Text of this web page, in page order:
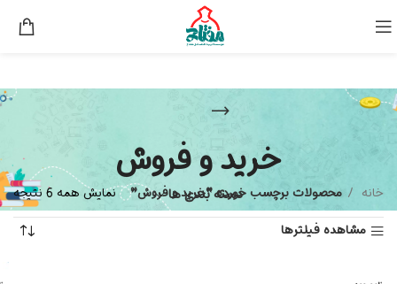
خرید و فروش
دسته بندی ها خانه محصولات برچسب خورده “خرید و فروش”
نمایش همه 6 نتیجه
مشاهده فیلترها